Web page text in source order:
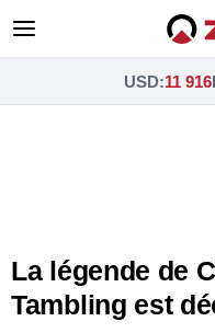
USD:11 916
La légende de
Tambling est